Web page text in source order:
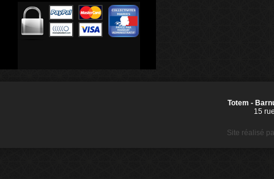
Totem -
15
Site réalisé